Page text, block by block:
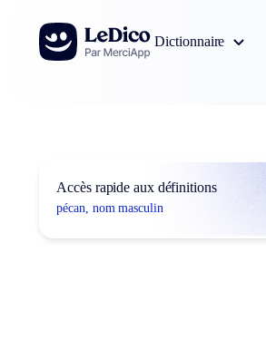
Aller au contenu
Dictionnaire
Accès rapide aux définitions
pécan, nom masculin